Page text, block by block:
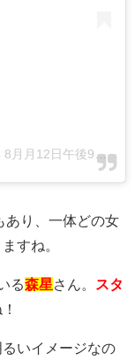
月12日午後9時13分PDT
あり、一体どの女
すね。
る森星さん。
スタ
いイメージなの